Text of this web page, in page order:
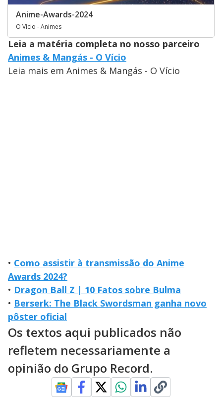
Anime-Awards-2024
O Vício - Animes
Leia a matéria completa no nosso parceiro
Animes & Mangás - O Vício
Leia mais em Animes & Mangás - O Vício
• Como assistir à transmissão do Anime
Awards 2024?
• Dragon Ball Z | 10 Fatos sobre Bulma
• Berserk: The Black Swordsman ganha novo
pôster oficial
Os textos aqui publicados não
refletem necessariamente a
opinião do Grupo Record.